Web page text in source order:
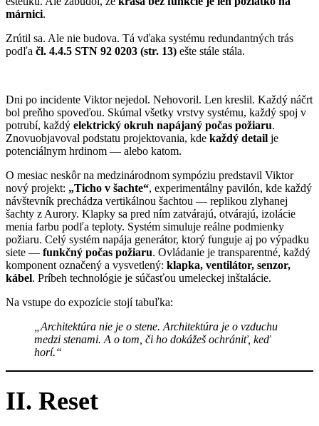
márnici.
Zrútil sa. Ale nie budova. Tá vďaka systému redundantných trás
podľa čl. 4.4.5 STN 92 0203 (str. 13) ešte stále stála.
Dni po incidente Viktor nejedol. Nehovoril. Len kreslil. Každý náčrt
bol preňho spoveďou. Skúmal všetky vrstvy systému, každý spoj v
potrubí, každý elektrický okruh napájaný počas požiaru.
Znovuobjavoval podstatu projektovania, kde každý detail je
potenciálnym hrdinom — alebo katom.
O mesiac neskôr na medzinárodnom sympóziu predstavil Viktor
nový projekt: „Ticho v šachte“, experimentálny pavilón, kde každý
návštevník prechádza vertikálnou šachtou — replikou zlyhanej
šachty z Aurory. Klapky sa pred ním zatvárajú, otvárajú, izolácie
menia farbu podľa teploty. Systém simuluje reálne podmienky
požiaru. Celý systém napája generátor, ktorý funguje aj po výpadku
siete — funkčný počas požiaru. Ovládanie je transparentné, každý
komponent označený a vysvetlený: klapka, ventilátor, senzor,
kábel. Príbeh technológie je súčasťou umeleckej inštalácie.
Na vstupe do expozície stojí tabuľka:
„Architektúra nie je o stene. Architektúra je o vzduchu
medzi stenami. A o tom, či ho dokážeš ochrániť, keď
horí.“
II. Reset